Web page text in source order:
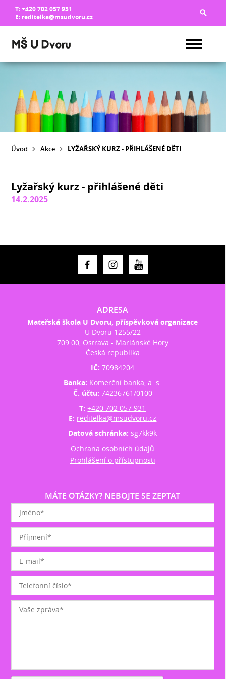
T:+420 702 057 931
E: reditelka@msudvoru.cz
Úvod Akce LYŽAŘSKÝ KURZ - PŘIHLÁŠENÉ DĚTI
Lyžařský kurz - přihlášené děti
14.2.2025
ADRESA
Mateřská škola U Dvoru, příspěvková organizace
U Dvoru 1255/22
709 00, Ostrava - Mariánské Hory
Česká republika
IČ:70984204
Banka: Komerční banka, a. s.
Č. účtu: 74236761/0100
T:+420 702 057 931
E: reditelka@msudvoru.cz
Datová schránka:sg7kk9k
Ochrana osobních údajů
Prohlášení o přístupnosti
MÁTE OTÁZKY? NEBOJTE SE ZEPTAT